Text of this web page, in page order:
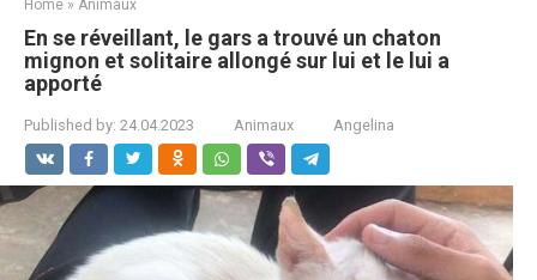
Home » Animaux
En se réveillant, le gars a trouvé un chaton
mignon et solitaire allongé sur lui et le lui a
apporté
Published by: 24.04.2023 Animaux Angelina